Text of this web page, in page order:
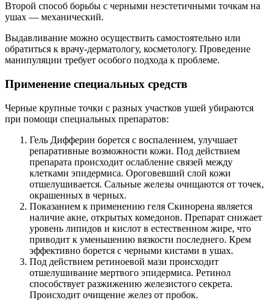
Второй способ борьбы с черными неэстетичными точкам на
ушах — механический.
Выдавливание можно осуществить самостоятельно или
обратиться к врачу-дерматологу, косметологу. Проведение
манипуляции требует особого подхода к проблеме.
Применение специальных средств
Черные крупные точки с разных участков ушей убираются
при помощи специальных препаратов:
Гель Дифферин борется с воспалением, улучшает
репаративные возможности кожи. Под действием
препарата происходит ослабление связей между
клетками эпидермиса. Ороговевший слой кожи
отшелушивается. Сальные железы очищаются от точек,
окрашенных в черных.
Показанием к применению геля Скинорена является
наличие акне, открытых комедонов. Препарат снижает
уровень липидов и кислот в естественном жире, что
приводит к уменьшению вязкости последнего. Крем
эффективно борется с черными кистами в ушах.
Под действием ретиноевой мази происходит
отшелушивание мертвого эпидермиса. Ретинол
способствует разжижению железистого секрета.
Происходит очищение желез от пробок.